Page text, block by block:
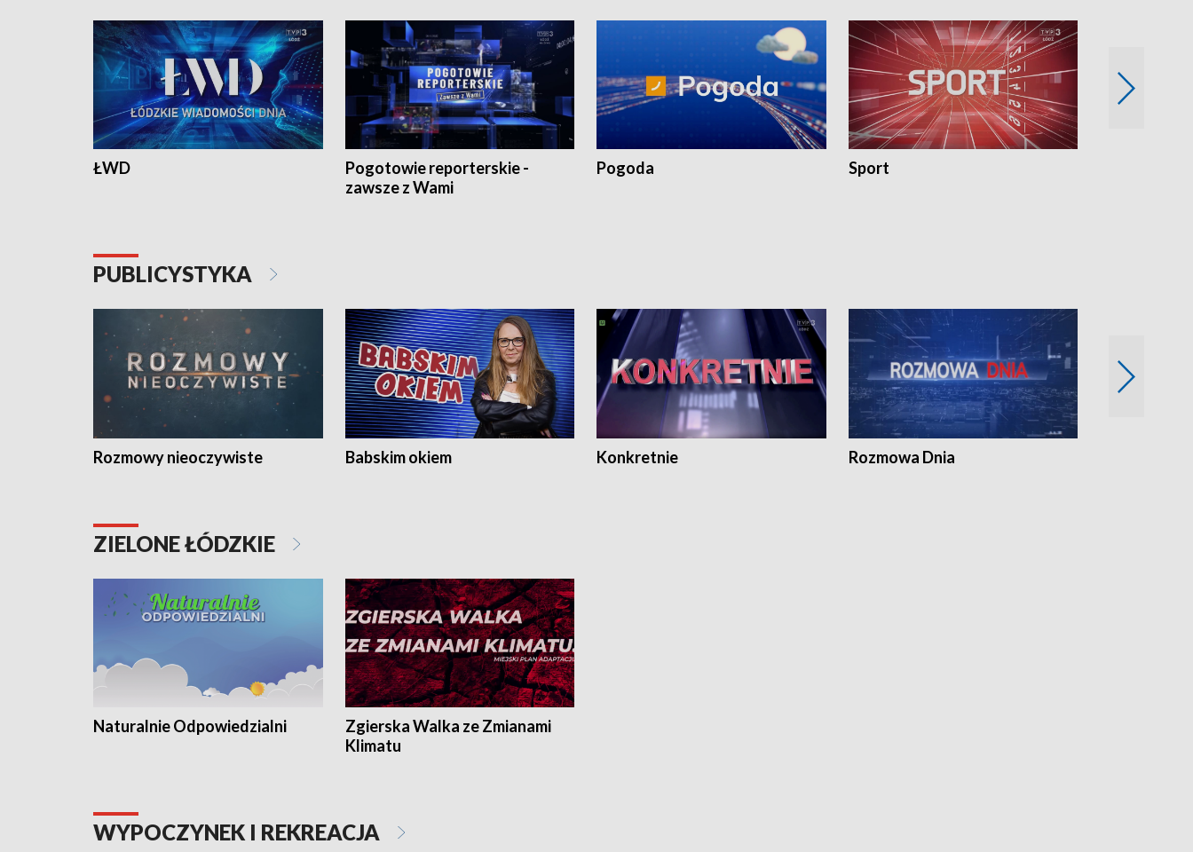
ŁWD
Pogotowie reporterskie -
zawsze z Wami
Pogoda Sport
PUBLICYSTYKA
Rozmowy nieoczywiste Babskim okiem Konkretnie Rozmowa Dnia
ZIELONE ŁÓDZKIE
Naturalnie Odpowiedzialni
Zgierska Walka ze Zmianami
Klimatu
WYPOCZYNEK I REKREACJA